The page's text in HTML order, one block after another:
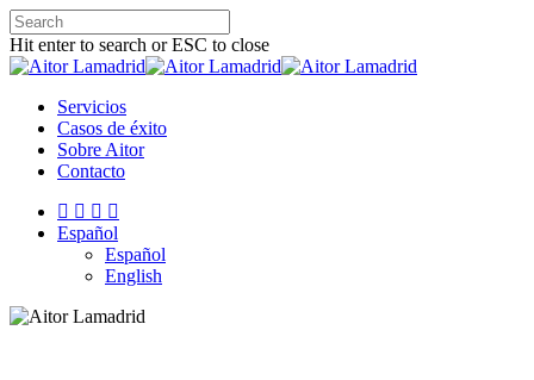
Hit enter to search or ESC to close
Servicios
Casos de éxito
Sobre Aitor
Contacto
Español
Español
English